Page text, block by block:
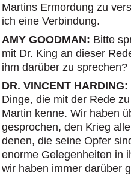
Martins Ermordung zu
ich eine Verbindung.
AMY GOODMAN: Bitte
mit Dr. King an dieser
ihm darüber zu sprechen?
DR. VINCENT HARDING:
Dinge, die mit der Rede
Martin kenne. Wir haben
gesprochen, den Krieg
denen, die seine Opfer
enorme Gelegenheiten in
wir haben immer darüber